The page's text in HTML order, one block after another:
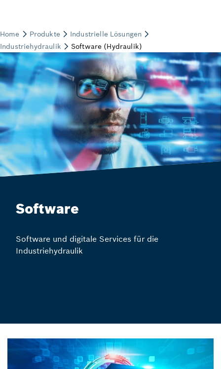
Software
Software und digitale Services für die
Industriehydraulik